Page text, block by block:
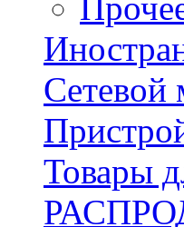
Сетевой
Товары